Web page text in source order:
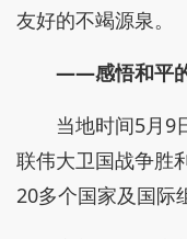
友好的不竭源泉。
——感悟和平
当地时间5月9日
联伟大卫国战争胜
20多个国家及国际